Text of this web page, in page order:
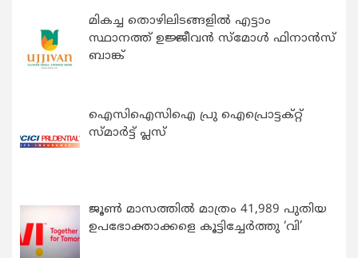
മികച്ച തൊഴിലിടങ്ങളിൽ എട്ടാം
സ്ഥാനത്ത് ഉജ്ജീവൻ സ്മോൾ ഫിനാൻസ്
ബാങ്ക്
ഐസിഐസിഐ പ്രു ഐപ്രൊട്ടക്റ്റ്
സ്മാർട്ട് പ്ലസ്
ജൂൺ മാസത്തിൽ മാത്രം 41,989 പുതിയ
ഉപഭോക്താക്കളെ കൂട്ടിച്ചേർത്തു ‘വി’